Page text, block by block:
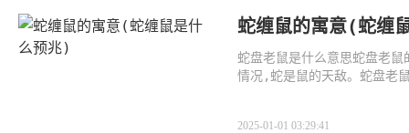
蛇缠鼠的寓意(蛇缠
蛇盘老鼠是什么意思蛇盘老
情况,蛇是鼠的天敌。蛇盘老
2025-01-01 03:29:41